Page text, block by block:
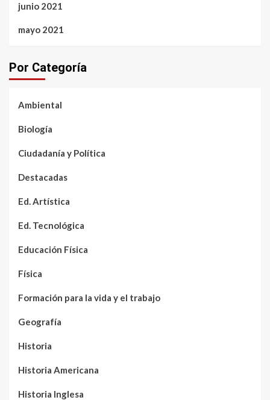
junio 2021
mayo 2021
Por Categoría
Ambiental
Biología
Ciudadanía y Política
Destacadas
Ed. Artística
Ed. Tecnológica
Educación Física
Física
Formación para la vida y el trabajo
Geografía
Historia
Historia Americana
Historia Inglesa